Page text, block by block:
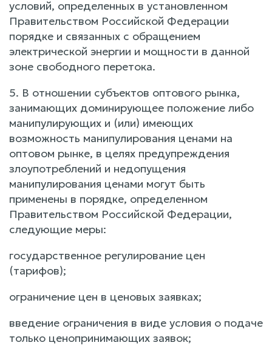
условий, определенных в установленном
Правительством Российской Федерации
порядке и связанных с обращением
электрической энергии и мощности в данной
зоне свободного перетока.
5. В отношении субъектов оптового рынка,
занимающих доминирующее положение либо
манипулирующих и (или) имеющих
возможность манипулирования ценами на
оптовом рынке, в целях предупреждения
злоупотреблений и недопущения
манипулирования ценами могут быть
применены в порядке, определенном
Правительством Российской Федерации,
следующие меры:
государственное регулирование цен
(тарифов);
ограничение цен в ценовых заявках;
введение ограничения в виде условия о подаче
только ценопринимающих заявок;